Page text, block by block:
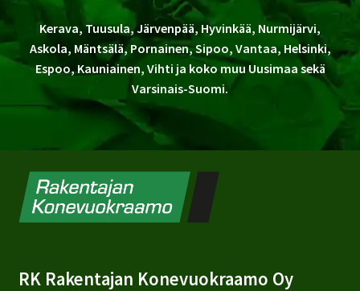
Kerava, Tuusula, Järvenpää, Hyvinkää, Nurmijärvi,
Askola, Mäntsälä, Pornainen, Sipoo, Vantaa, Helsinki,
Espoo, Kauniainen, Vihti ja koko muu Uusimaa sekä
Varsinais-Suomi.
RK Rakentajan Konevuokraamo Oy